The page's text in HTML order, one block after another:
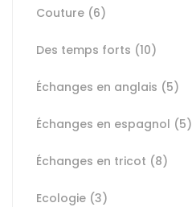
Couture (6)
Des temps forts (10)
Échanges en anglais (5)
Échanges en espagnol (5)
Échanges en tricot (8)
Ecologie (3)